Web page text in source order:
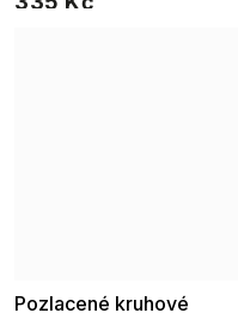
Pozlacené kruhové